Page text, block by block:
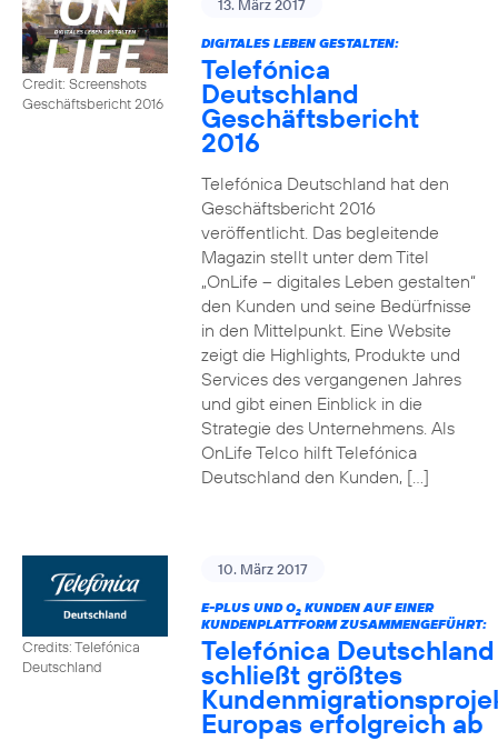
Credit: Screenshots
Geschäftsbericht 2016
13. März 2017
DIGITALES LEBEN GESTALTEN:
Telefónica
Deutschland
Geschäftsbericht
2016
Telefónica Deutschland hat den
Geschäftsbericht 2016
veröffentlicht. Das begleitende
Magazin stellt unter dem Titel
„OnLife – digitales Leben gestalten“
den Kunden und seine Bedürfnisse
in den Mittelpunkt. Eine Website
zeigt die Highlights, Produkte und
Services des vergangenen Jahres
und gibt einen Einblick in die
Strategie des Unternehmens. Als
OnLife Telco hilft Telefónica
Deutschland den Kunden, […]
Credits: Telefónica
Deutschland
10. März 2017
E-PLUS UND O2KUNDEN AUF EINER
KUNDENPLATTFORM ZUSAMMENGEFÜHRT:
Telefónica Deutschland
schließt größtes
Europas erfolgreich ab